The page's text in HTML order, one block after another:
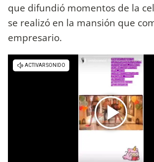
que difundió momentos de la
se realizó en la mansión que
empresario.